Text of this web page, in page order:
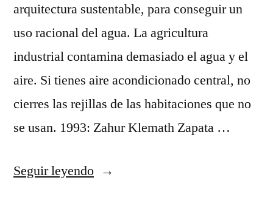
arquitectura sustentable, para conseguir un
uso racional del agua. La agricultura
industrial contamina demasiado el agua y el
aire. Si tienes aire acondicionado central, no
cierres las rejillas de las habitaciones que no
se usan. 1993: Zahur Klemath Zapata …
Seguir leyendo«camisetas